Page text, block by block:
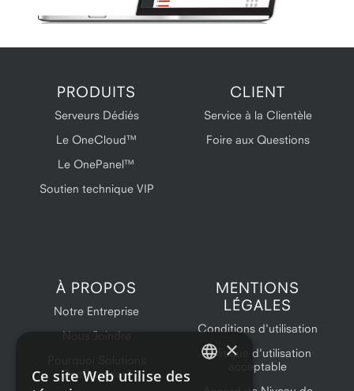
PRODUITS
Serveurs Dédiés
Le OneCloud™
Le OnePanel™
Soutien technique VIP
CLIENT
Service à la Clientèle
Foire aux Questions
À PROPOS
Notre Entreprise
Nous Joindre
OneProvider?
MENTIONS
LÉGALES
Conditions d'utilisation
Politique d'utilisation
acceptable
×
Ce site Web utilise des